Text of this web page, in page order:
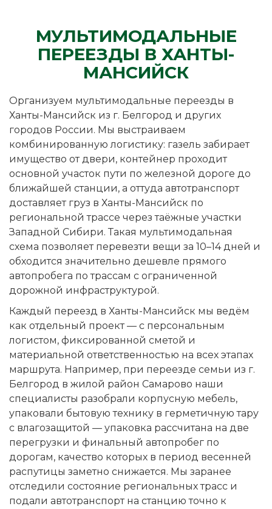
МУЛЬТИМОДАЛЬНЫЕ
ПЕРЕЕЗДЫ В ХАНТЫ-
МАНСИЙСК
Организуем мультимодальные переезды в
Ханты-Мансийск из г. Белгород и других
городов России. Мы выстраиваем
комбинированную логистику: газель забирает
имущество от двери, контейнер проходит
основной участок пути по железной дороге до
ближайшей станции, а оттуда автотранспорт
доставляет груз в Ханты-Мансийск по
региональной трассе через таёжные участки
Западной Сибири. Такая мультимодальная
схема позволяет перевезти вещи за 10–14 дней и
обходится значительно дешевле прямого
автопробега по трассам с ограниченной
дорожной инфраструктурой.
Каждый переезд в Ханты-Мансийск мы ведём
как отдельный проект — с персональным
логистом, фиксированной сметой и
материальной ответственностью на всех этапах
маршрута. Например, при переезде семьи из г.
Белгород в жилой район Самарово наши
специалисты разобрали корпусную мебель,
упаковали бытовую технику в герметичную тару
с влагозащитой — упаковка рассчитана на две
перегрузки и финальный автопробег по
дорогам, качество которых в период весенней
распутицы заметно снижается. Мы заранее
отследили состояние региональных трасс и
подали автотранспорт на станцию точно к